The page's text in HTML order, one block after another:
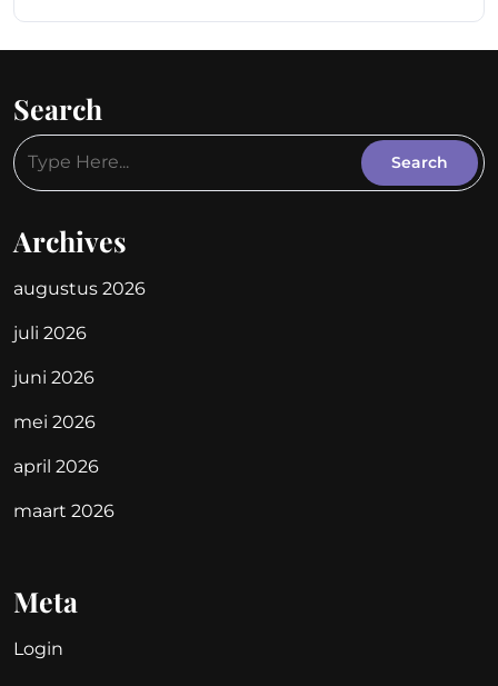
Search
Archives
augustus 2026
juli 2026
juni 2026
mei 2026
april 2026
maart 2026
Meta
Login